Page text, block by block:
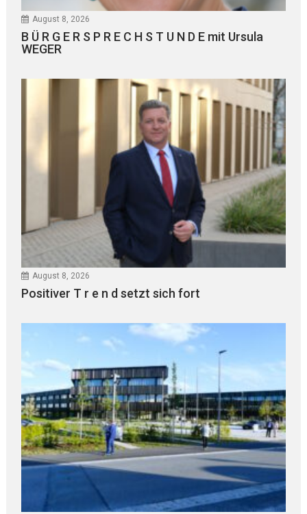
August 8, 2026
B Ü R G E R S P R E C H S T U N D E mit Ursula
WEGER
August 8, 2026
Positiver T r e n d setzt sich fort